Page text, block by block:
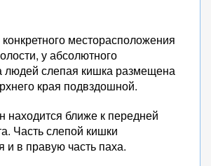
конкретного месторасположения
у абсолютного
людей слепая кишка размещена
края подвздошной.
находится ближе к передней
Часть слепой кишки
и в правую часть паха.